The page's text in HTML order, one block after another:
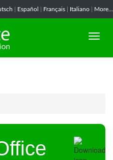
Español Français Italiano More...